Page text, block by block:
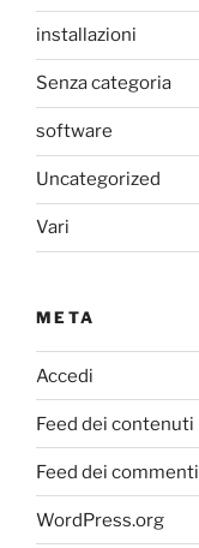
installazioni
Senza categoria
software
Uncategorized
Vari
META
Accedi
Feed dei contenuti
Feed dei commenti
WordPress.org